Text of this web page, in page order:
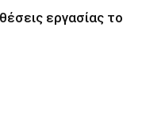
εργασίας το